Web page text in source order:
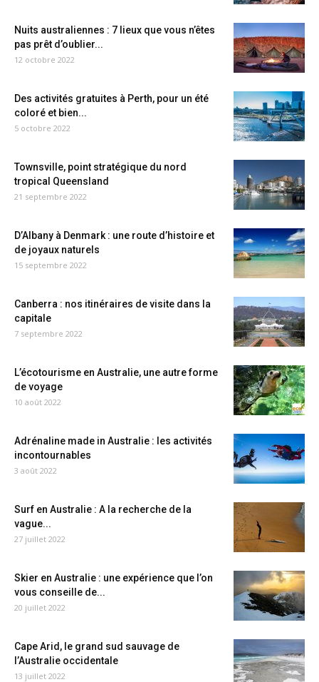
Nuits australiennes : 7 lieux que vous n’êtes
pas prêt d’oublier...
12 octobre 2022
Des activités gratuites à Perth, pour un été
coloré et bien...
5 octobre 2022
Townsville, point stratégique du nord
tropical Queensland
21 septembre 2022
D’Albany à Denmark : une route d’histoire et
de joyaux naturels
15 septembre 2022
Canberra : nos itinéraires de visite dans la
capitale
7 septembre 2022
L’écotourisme en Australie, une autre forme
de voyage
10 août 2022
Adrénaline made in Australie : les activités
incontournables
3 août 2022
Surf en Australie : A la recherche de la
vague...
27 juillet 2022
Skier en Australie : une expérience que l’on
vous conseille de...
20 juillet 2022
Cape Arid, le grand sud sauvage de
l’Australie occidentale
13 juillet 2022